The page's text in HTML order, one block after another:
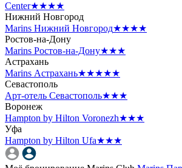
Center★★★★
Нижний Новгород
Marins Нижний Новгород★★★★
Ростов-на-Дону
Marins Ростов-на-Дону★★★
Астрахань
Marins Астрахань★★★★★
Севастополь
Арт-отель Севастополь★★★
Воронеж
Hampton by Hilton Voronezh★★★
Уфа
Hampton by Hilton Ufa★★★